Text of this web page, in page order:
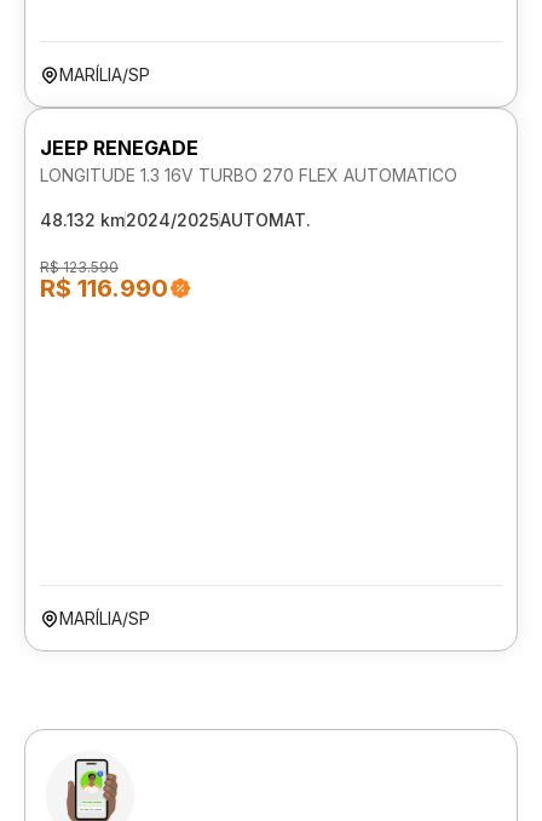
MARÍLIA/SP
JEEP RENEGADE
LONGITUDE 1.3 16V TURBO 270 FLEX AUTOMATICO
48.132 km2024/2025AUTOMAT.
R$ 123.590
R$ 116.990
MARÍLIA/SP